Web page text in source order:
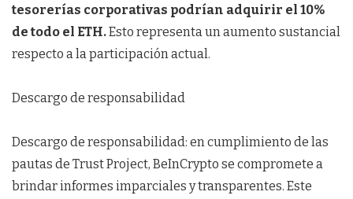
tesorerías corporativas podrían adquirir el 10%
de todo el ETH.Esto representa un aumento sustancial
respecto a la participación actual.
Descargo de responsabilidad
Descargo de responsabilidad: en cumplimiento de las
pautas de Trust Project, BeInCrypto se compromete a
brindar informes imparciales y transparentes. Este